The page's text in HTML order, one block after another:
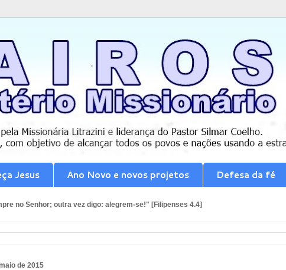
Jesus Ano Novo e novos projetos Defesa da fé
no Senhor; outra vez digo: alegrem-se!" [Filipenses 4.4]
de 2015